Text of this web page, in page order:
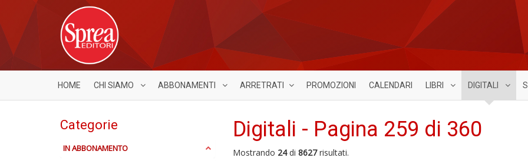
HOME CHI SIAMO ABBONAMENTI ARRETRATI PROMOZIONI CALENDARI LIBRI DIGITALI
Digitali - Pagina 259 di 360
Mostrando 24di 8627risultati.
Categorie
IN ABBONAMENTO